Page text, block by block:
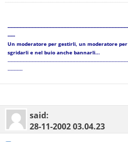
-----
Un moderatore per gestirli, un moderatore
sgridarli e nel buio anche bannarli...
----------
said:
28-11-200203.04.23